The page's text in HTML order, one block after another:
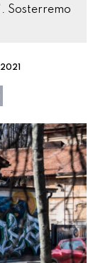
Sosterremo